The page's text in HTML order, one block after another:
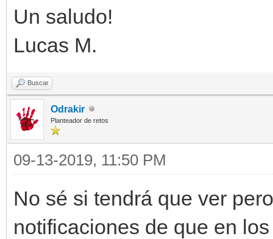
Un saludo!
Lucas M.
Buscar
Odrakir
Planteador de retos
09-13-2019, 11:50 PM
No sé si tendrá que ver
notificaciones de que en